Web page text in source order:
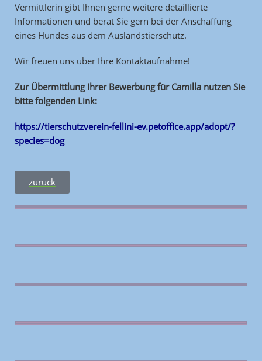
Vermittlerin gibt Ihnen gerne weitere detaillierte
Informationen und berät Sie gern bei der Anschaffung
eines Hundes aus dem Auslandstierschutz.
Wir freuen uns über Ihre Kontaktaufnahme!
Zur Übermittlung Ihrer Bewerbung für Camilla nutzen Sie
bitte folgenden Link:
https://tierschutzverein-fellini-ev.petoffice.app/adopt/?
species=dog
zurück